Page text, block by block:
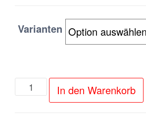
Varianten
GlaskugelIn den Warenkorb